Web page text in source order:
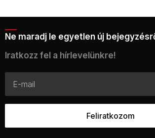
Ne maradj le egyetlen új
Iratkozz fel a hírlevelünkre!